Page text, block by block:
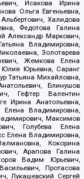
Исакова Ирина
Ольга Евгеньевна,
Халидова
Федотова Галина
Александр Маркович,
Владимировна,
Золотарева
Жемкова Елена
Юлия Юрьевна, Саранг
Татьяна Михайловна,
Блинушов
Гефтер Валентин
Ирина Анатольевна,
Елена Владимировна,
Максимов
Голубева Елена
Елена Владимировна,
Кокорина
Арапова Галина
Вадим Юрьевич,
Протасова
Лукашевский Сергей